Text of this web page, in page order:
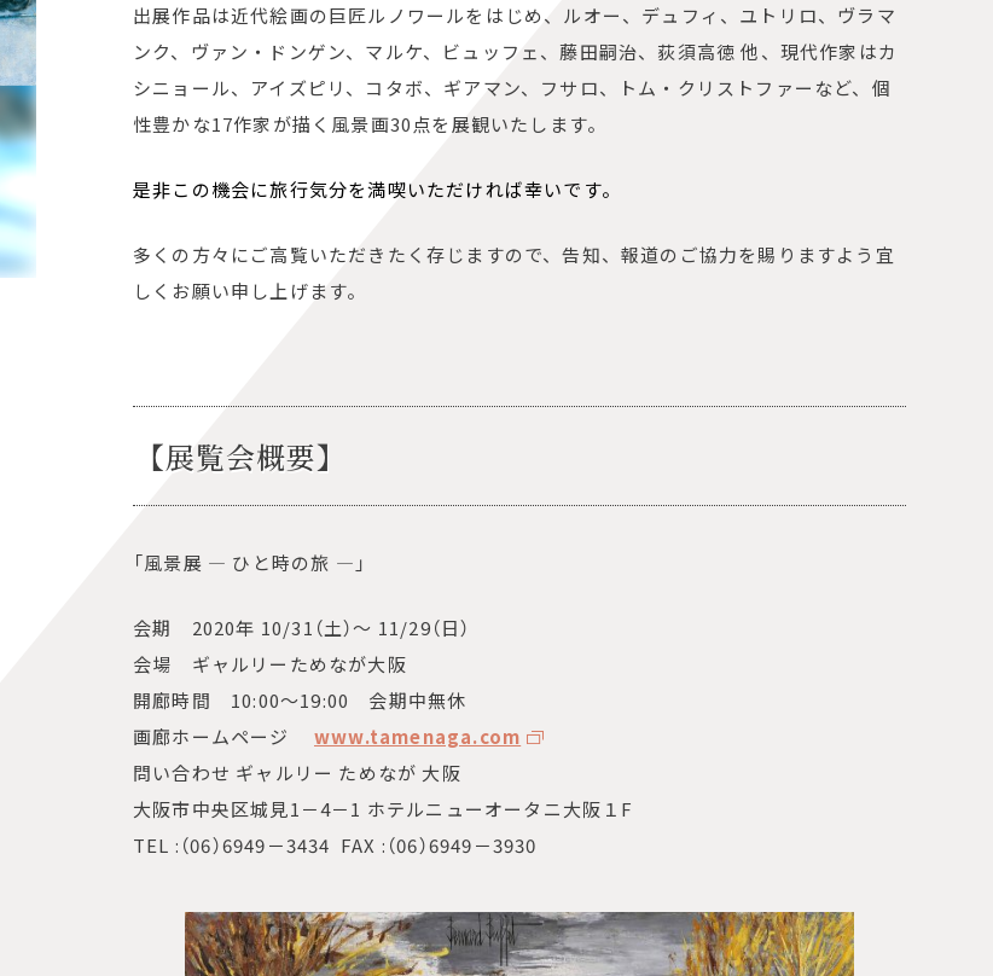
出展作品は近代絵画の巨匠ルノワールをはじめ、ルオー、デュフィ、ユトリロ、ヴラマ
ンク、ヴァン・ドンゲン、マルケ、ビュッフェ、藤田嗣治、荻須高徳 他、現代作家はカ
シニョール、アイズピリ、コタボ、ギアマン、フサロ、トム・クリストファーなど、個
性豊かな17作家が描く風景画30点を展観いたします。
是非この機会に旅行気分を満喫いただければ幸いです。
多くの方々にご高覧いただきたく存じますので、告知、報道のご協力を賜りますよう宜
しくお願い申し上げます。
【展覧会概要】
「風景展 ― ひと時の旅 ― 」
会期 2020年 10/31 （土）～ 11/29（日）
会場 ギャルリーためなが大阪
開廊時間 10:00～19:00
会期中無休
画廊ホームページ www.tamenaga.com
問い合わせ ギャルリー ためなが 大阪
大阪市中央区城見1 －4－1 ホテルニューオータニ大阪１ F
TEL : （06）6949－3434 FAX : （06）6949－3930